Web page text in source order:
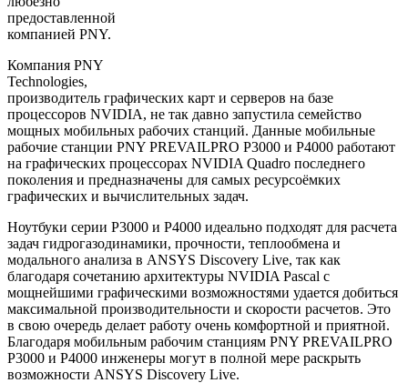
предоставленной
компанией PNY.
Компания PNY
Technologies,
производитель графических карт и серверов на базе
процессоров NVIDIA, не так давно запустила семейство
мощных мобильных рабочих станций. Данные мобильные
рабочие станции PNY PREVAILPRO P3000 и P4000 работают
на графических процессорах NVIDIA Quadro последнего
поколения и предназначены для самых ресурсоёмких
графических и вычислительных задач.
Ноутбуки серии P3000 и P4000 идеально подходят для расчета
задач гидрогазодинамики, прочности, теплообмена и
модального анализа в ANSYS Discovery Live, так как
благодаря сочетанию архитектуры NVIDIA Pascal с
мощнейшими графическими возможностями удается добиться
максимальной производительности и скорости расчетов. Это
в свою очередь делает работу очень комфортной и приятной.
Благодаря мобильным рабочим станциям PNY PREVAILPRO
P3000 и P4000 инженеры могут в полной мере раскрыть
возможности ANSYS Discovery Live.